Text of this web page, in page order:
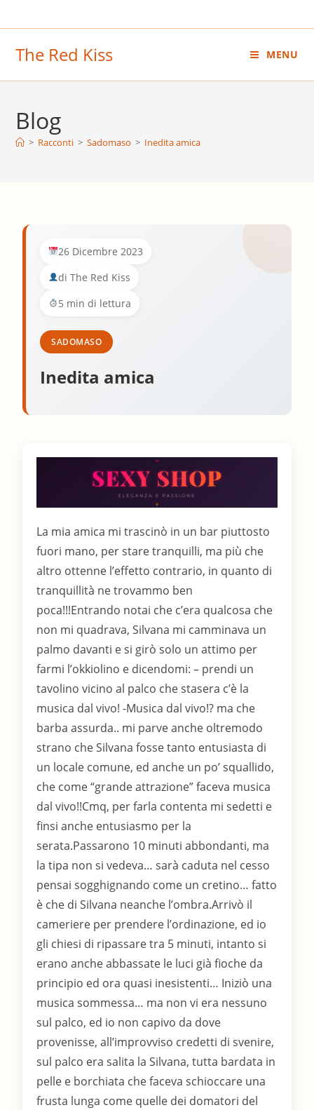
al
The Red Kiss MENU
Blog
> Racconti > Sadomaso > Inedita amica
26 Dicembre 2023
di The Red Kiss
5 min di lettura
SADOMASO
Inedita amica
La mia amica mi trascinò in un bar piuttosto
fuori mano, per stare tranquilli, ma più che
altro ottenne l’effetto contrario, in quanto di
tranquillità ne trovammo ben
poca!!!Entrando notai che c’era qualcosa che
non mi quadrava, Silvana mi camminava un
palmo davanti e si girò solo un attimo per
farmi l’okkiolino e dicendomi: – prendi un
tavolino vicino al palco che stasera c’è la
musica dal vivo! -Musica dal vivo!? ma che
barba assurda.. mi parve anche oltremodo
strano che Silvana fosse tanto entusiasta di
un locale comune, ed anche un po’ squallido,
che come “grande attrazione” faceva musica
dal vivo!!Cmq, per farla contenta mi sedetti e
finsi anche entusiasmo per la
serata.Passarono 10 minuti abbondanti, ma
la tipa non si vedeva… sarà caduta nel cesso
pensai sogghignando come un cretino… fatto
è che di Silvana neanche l’ombra.Arrivò il
cameriere per prendere l’ordinazione, ed io
gli chiesi di ripassare tra 5 minuti, intanto si
erano anche abbassate le luci già fioche da
principio ed ora quasi inesistenti… Iniziò una
musica sommessa… ma non vi era nessuno
sul palco, ed io non capivo da dove
provenisse, all’improvviso credetti di svenire,
sul palco era salita la Silvana, tutta bardata in
pelle e borchiata che faceva schioccare una
frusta lunga come quelle dei domatori del